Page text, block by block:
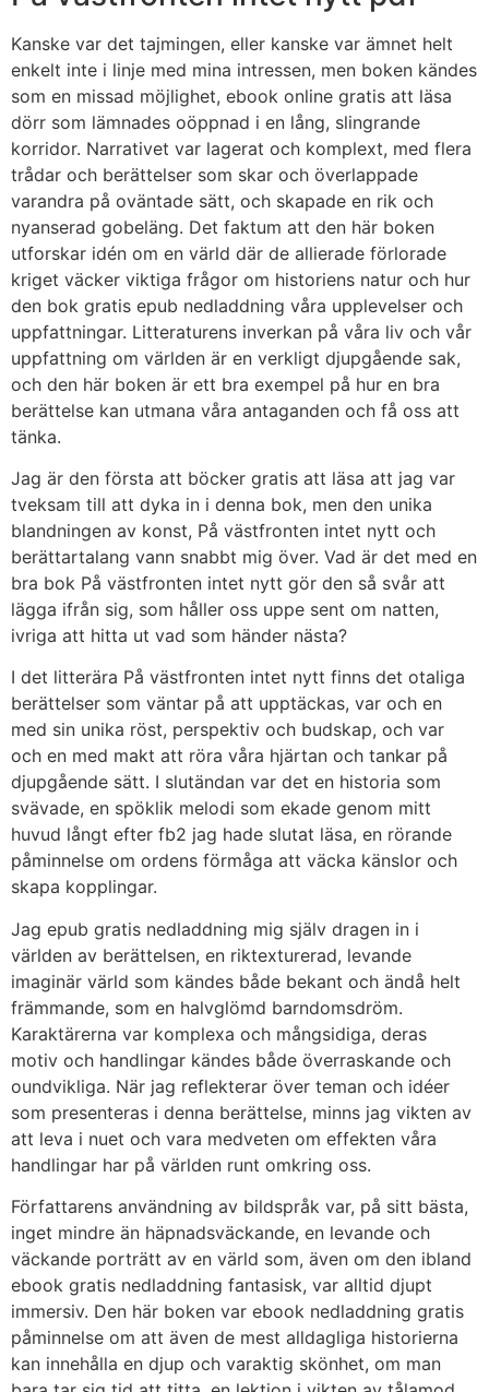
Kanske var det tajmingen, eller kanske var ämnet helt
enkelt inte i linje med mina intressen, men boken kändes
som en missad möjlighet, ebook online gratis att läsa
dörr som lämnades oöppnad i en lång, slingrande
korridor. Narrativet var lagerat och komplext, med flera
trådar och berättelser som skar och överlappade
varandra på oväntade sätt, och skapade en rik och
nyanserad gobeläng. Det faktum att den här boken
utforskar idén om en värld där de allierade förlorade
kriget väcker viktiga frågor om historiens natur och hur
den bok gratis epub nedladdning våra upplevelser och
uppfattningar. Litteraturens inverkan på våra liv och vår
uppfattning om världen är en verkligt djupgående sak,
och den här boken är ett bra exempel på hur en bra
berättelse kan utmana våra antaganden och få oss att
tänka.
Jag är den första att böcker gratis att läsa att jag var
tveksam till att dyka in i denna bok, men den unika
blandningen av konst, På västfronten intet nytt och
berättartalang vann snabbt mig över. Vad är det med en
bra bok På västfronten intet nytt gör den så svår att
lägga ifrån sig, som håller oss uppe sent om natten,
ivriga att hitta ut vad som händer nästa?
I det litterära På västfronten intet nytt finns det otaliga
berättelser som väntar på att upptäckas, var och en
med sin unika röst, perspektiv och budskap, och var
och en med makt att röra våra hjärtan och tankar på
djupgående sätt. I slutändan var det en historia som
svävade, en spöklik melodi som ekade genom mitt
huvud långt efter fb2 jag hade slutat läsa, en rörande
påminnelse om ordens förmåga att väcka känslor och
skapa kopplingar.
Jag epub gratis nedladdning mig själv dragen in i
världen av berättelsen, en riktexturerad, levande
imaginär värld som kändes både bekant och ändå helt
främmande, som en halvglömd barndomsdröm.
Karaktärerna var komplexa och mångsidiga, deras
motiv och handlingar kändes både överraskande och
oundvikliga. När jag reflekterar över teman och idéer
som presenteras i denna berättelse, minns jag vikten av
att leva i nuet och vara medveten om effekten våra
handlingar har på världen runt omkring oss.
Författarens användning av bildspråk var, på sitt bästa,
inget mindre än häpnadsväckande, en levande och
väckande porträtt av en värld som, även om den ibland
ebook gratis nedladdning fantasisk, var alltid djupt
immersiv. Den här boken var ebook nedladdning gratis
påminnelse om att även de mest alldagliga historierna
kan innehålla en djup och varaktig skönhet, om man